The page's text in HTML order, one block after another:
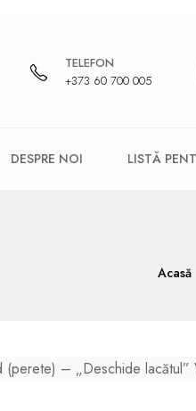
TELEFON
+373 60 700 005
DESPRE NOI LISTĂ
Acasă